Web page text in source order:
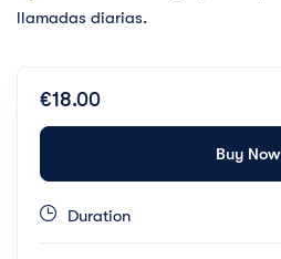
llamadas diarias.
€18.00
Buy Now
Duration